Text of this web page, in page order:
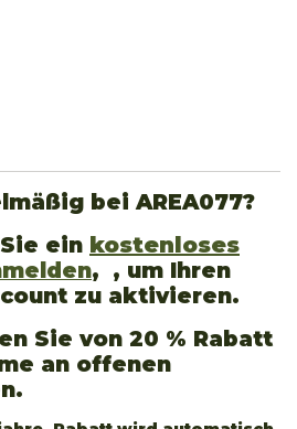
bei AREA077?
ein kostenloses
, , um Ihren
zu aktivieren.
Sie von 20 % Rabatt
an offenen